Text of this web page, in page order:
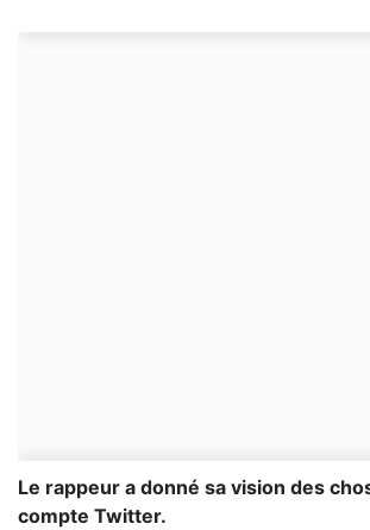
Le rappeur a donné sa vision des
compte Twitter.